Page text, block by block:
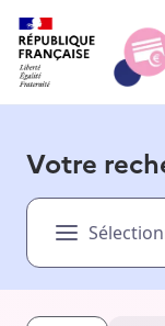
Présentation
Besoin d'aide ?
Votre